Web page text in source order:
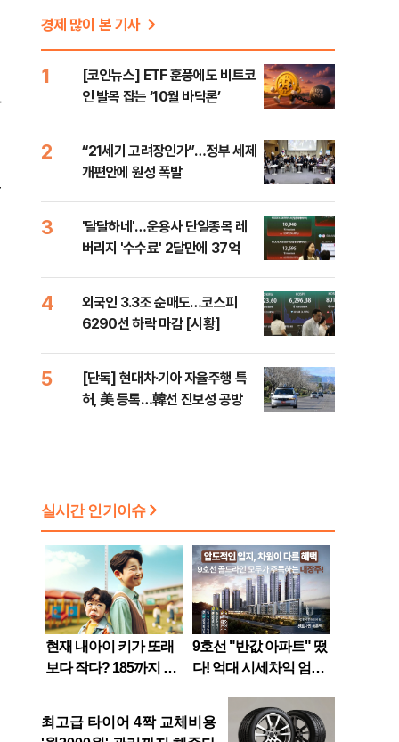
경제 많이 본 기사
1
[코인뉴스] ETF 훈풍에도 비트코
인 발목 잡는 ‘10월 바닥론’
2
“21세기 고려장인가”…정부 세제
개편안에 원성 폭발
3
'달달하네'…운용사 단일종목 레
버리지 '수수료' 2달만에 37억
4
외국인 3.3조 순매도…코스피
6290선 하락 마감 [시황]
5
[단독] 현대차·기아 자율주행 특
허, 美 등록…韓선 진보성 공방